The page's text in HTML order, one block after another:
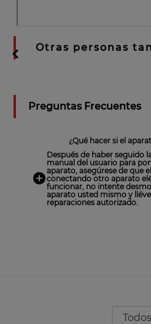
Otras personas
Preguntas Frecuentes
¿Qué hacer si el
Después de haber seguido
manual del usuario para
aparato, asegúrese de que
conectando otro aparato
funcionar, no intente
aparato usted mismo y
reparaciones autorizado.
Todos